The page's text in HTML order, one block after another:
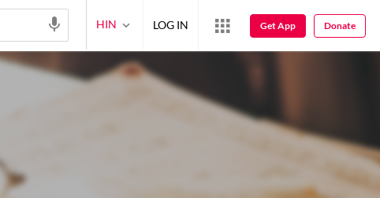
HIN LOG IN Get App Donate